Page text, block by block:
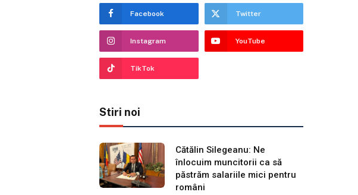
Facebook Twitter
Instagram YouTube
TikTok
Stiri noi
Cătălin Silegeanu: Ne
înlocuim muncitorii ca să
păstrăm salariile mici pentru
români